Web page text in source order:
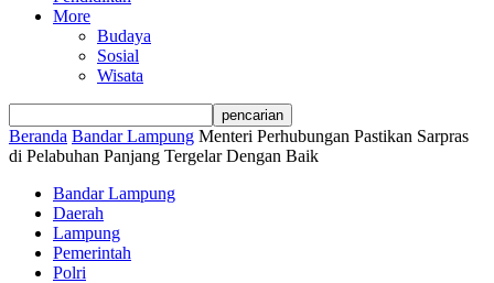
More
Budaya
Sosial
Wisata
Beranda Bandar Lampung Menteri Perhubungan Pastikan Sarpras
di Pelabuhan Panjang Tergelar Dengan Baik
Bandar Lampung
Daerah
Lampung
Pemerintah
Polri